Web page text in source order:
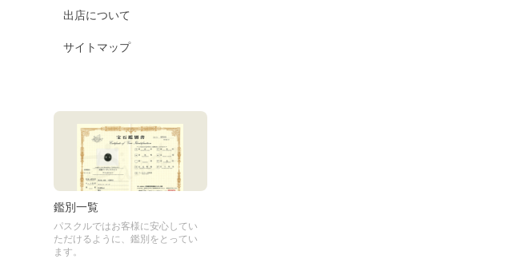
出店について
サイトマップ
鑑別一覧
パスクルではお客様に安心してい
ただけるように、鑑別をとってい
ます。